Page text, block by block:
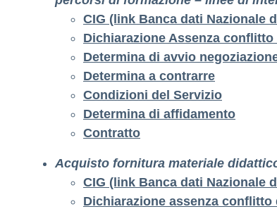
CIG (link Banca dati Nazionale
Dichiarazione Assenza
Determina di avvio
Determina a contrarre
Condizioni del Servizio
Determina di affidamento
Contratto
Acquisto fornitura materiale
CIG (link Banca dati Nazionale
Dichiarazione assenza conflitto